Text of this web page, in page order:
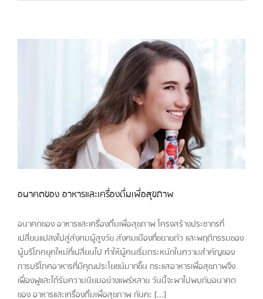
อนาคตของ อาหารและเครื่องดื่มเพื่อสุขภาพ
อนาคตของ อาหารและเครื่องดื่มเพื่อสุขภาพ โครงสร้างประชากรที่
เปลี่ยนแปลงไปสู่สังคมผู้สูงวัย สังคมเมืองที่ขยายตัว และพฤติกรรมของ
ผู้บริโภคยุคใหม่ที่เปลี่ยนไป ทำให้ผู้คนเริ่มตระหนักในความสำคัญของ
การบริโภคอาหารที่มีคุณประโยชน์มากขึ้น กระแสอาหารเพื่อสุขภาพจึง
เฟื่องฟูและได้รับความนิยมอย่างแพร่หลาย วันนี้จะพาไปพบกับอนาคต
ของ อาหารและเครื่องดื่มเพื่อสุขภาพ กันคะ [...]